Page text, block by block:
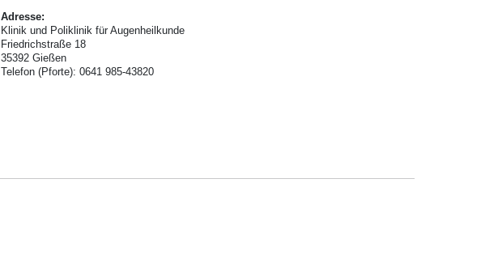
Adresse:
Klinik und Poliklinik für Augenheilkunde
Friedrichstraße 18
35392 Gießen
Telefon (Pforte): 0641 985-43820